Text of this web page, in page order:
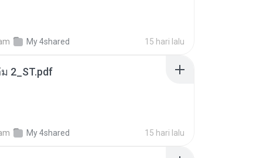
My 4shared 15 hari lalu
2_ST.pdf
My 4shared 15 hari lalu